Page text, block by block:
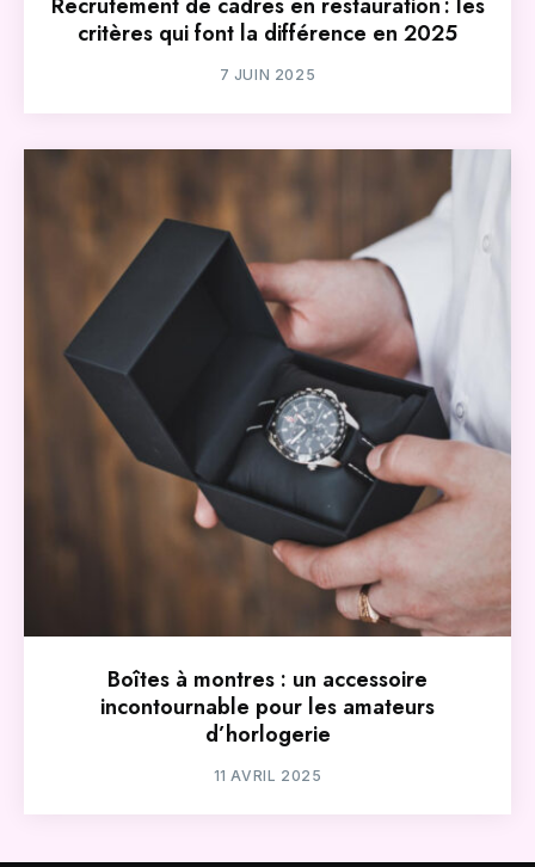
critères qui font la différence en 2025
7 JUIN 2025
Boîtes à montres : un accessoire
incontournable pour les amateurs
d’horlogerie
11 AVRIL 2025